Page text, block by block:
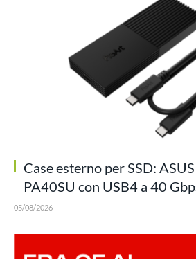
Case esterno per SSD:
PA40SU con USB4 a 40
05/08/2026